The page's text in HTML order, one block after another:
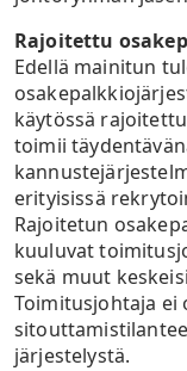
Rajoitettu
Edellä mainitun
käytössä
toimii
erityisissä
Rajoitetun
kuuluvat
sekä muut
Toimitusjohtaja ei
järjestelystä.